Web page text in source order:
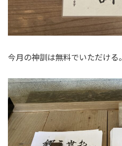
今月の神訓は無料でいただける。